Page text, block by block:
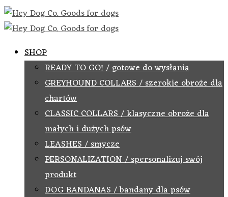
SHOP
READY TO GO! / gotowe do wysłania
GREYHOUND COLLARS / szerokie obroże dla
chartów
CLASSIC COLLARS / klasyczne obroże dla
małych i dużych psów
LEASHES / smycze
PERSONALIZATION / spersonalizuj swój
produkt
DOG BANDANAS / bandany dla psów